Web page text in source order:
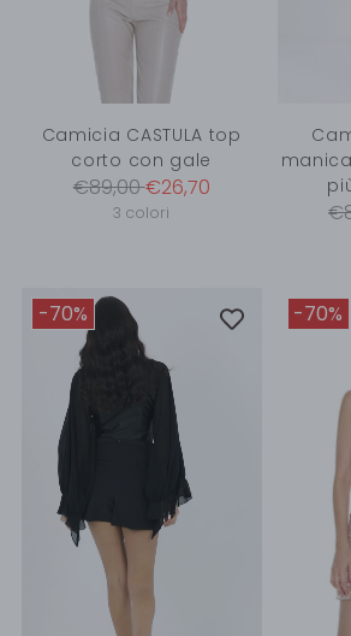
Camicia CASTULA top
corto con gale
Prezzo
€89,00€26,70
3 colori
-70% -70%